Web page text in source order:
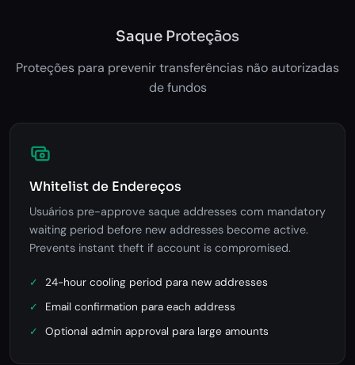
Saque Proteçãos
Proteções para prevenir transferências não autorizadas
de fundos
Whitelist de Endereços
Usuários pre-approve saque addresses com mandatory
waiting period before new addresses become active.
Prevents instant theft if account is compromised.
24-hour cooling period para new addresses
Email confirmation para each address
Optional admin approval para large amounts